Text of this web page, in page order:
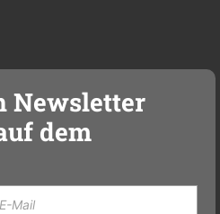
Newsletter
dem